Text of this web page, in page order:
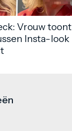
Vrouw toont
Insta-look